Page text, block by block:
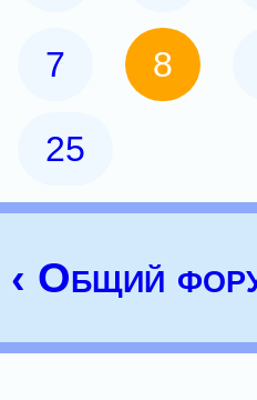
7 8
25
‹ Общий